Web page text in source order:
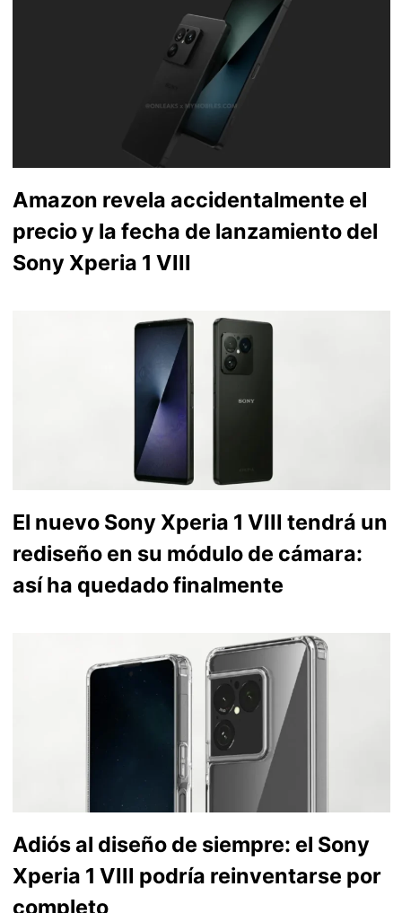
Amazon revela accidentalmente el
precio y la fecha de lanzamiento del
Sony Xperia 1 VIII
El nuevo Sony Xperia 1 VIII tendrá un
rediseño en su módulo de cámara:
así ha quedado finalmente
Adiós al diseño de siempre: el Sony
Xperia 1 VIII podría reinventarse por
completo